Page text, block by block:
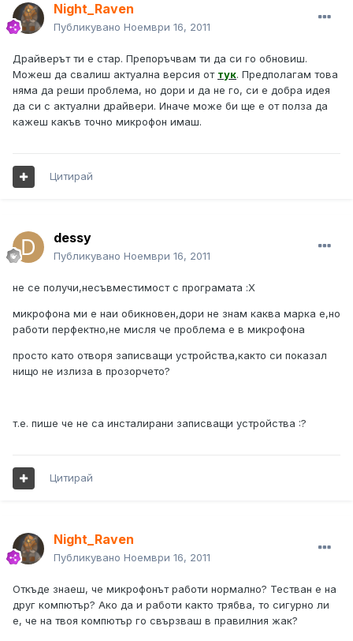
Night_Raven
Публикувано Ноември 16, 2011
Драйверът ти е стар. Препоръчвам ти да си го обновиш.
Можеш да свалиш актуална версия от тук. Предполагам това
няма да реши проблема, но дори и да не го, си е добра идея
да си с актуални драйвери. Иначе може би ще е от полза да
кажеш какъв точно микрофон имаш.
Цитирай
dessy
Публикувано Ноември 16, 2011
не се получи,несъвместимост с програмата :Х
микрофона ми е наи обикновен,дори не знам каква марка е,но
работи перфектно,не мисля че проблема е в микрофона
просто като отворя записващи устройства,както си показал
нищо не излиза в прозорчето?
т.е. пише че не са инсталирани записващи устройства :?
Цитирай
Night_Raven
Публикувано Ноември 16, 2011
Откъде знаеш, че микрофонът работи нормално? Тестван е на
друг компютър? Ако да и работи както трябва, то сигурно ли
е, че на твоя компютър го свързваш в правилния жак?